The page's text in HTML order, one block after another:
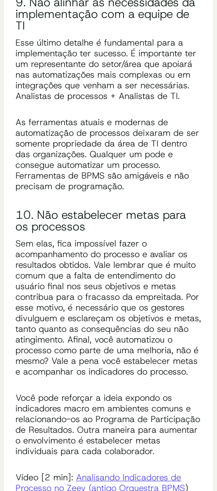
implementação com a equipe de
TI
Esse último detalhe é fundamental para a
implementação ter sucesso. É importante ter
um representante do setor/área que apoiará
nas automatizações mais complexas ou em
integrações que venham a ser necessárias.
Analistas de processos + Analistas de TI.
As ferramentas atuais e modernas de
automatização de processos deixaram de ser
somente propriedade da área de TI dentro
das organizações. Qualquer um pode e
consegue automatizar um processo.
Ferramentas de BPMS são amigáveis e não
precisam de programação.
10. Não estabelecer metas para
os processos
Sem elas, fica impossível fazer o
acompanhamento do processo e avaliar os
resultados obtidos. Vale lembrar que é muito
comum que a falta de entendimento do
usuário final nos seus objetivos e metas
contribua para o fracasso da empreitada. Por
esse motivo, é necessário que os gestores
divulguem e esclareçam os objetivos e metas,
tanto quanto as consequências do seu não
atingimento. Afinal, você automatizou o
processo como parte de uma melhoria, não é
mesmo? Vale a pena você estabelecer metas
e acompanhar os indicadores do processo.
Você pode reforçar a ideia expondo os
indicadores macro em ambientes comuns e
relacionando-os ao Programa de Participação
de Resultados. Outra maneira para aumentar
o envolvimento é estabelecer metas
individuais para cada colaborador.
Vídeo [2 min]: Analisando Indicadores de
Processo no Zeev (antigo Orquestra BPMS)